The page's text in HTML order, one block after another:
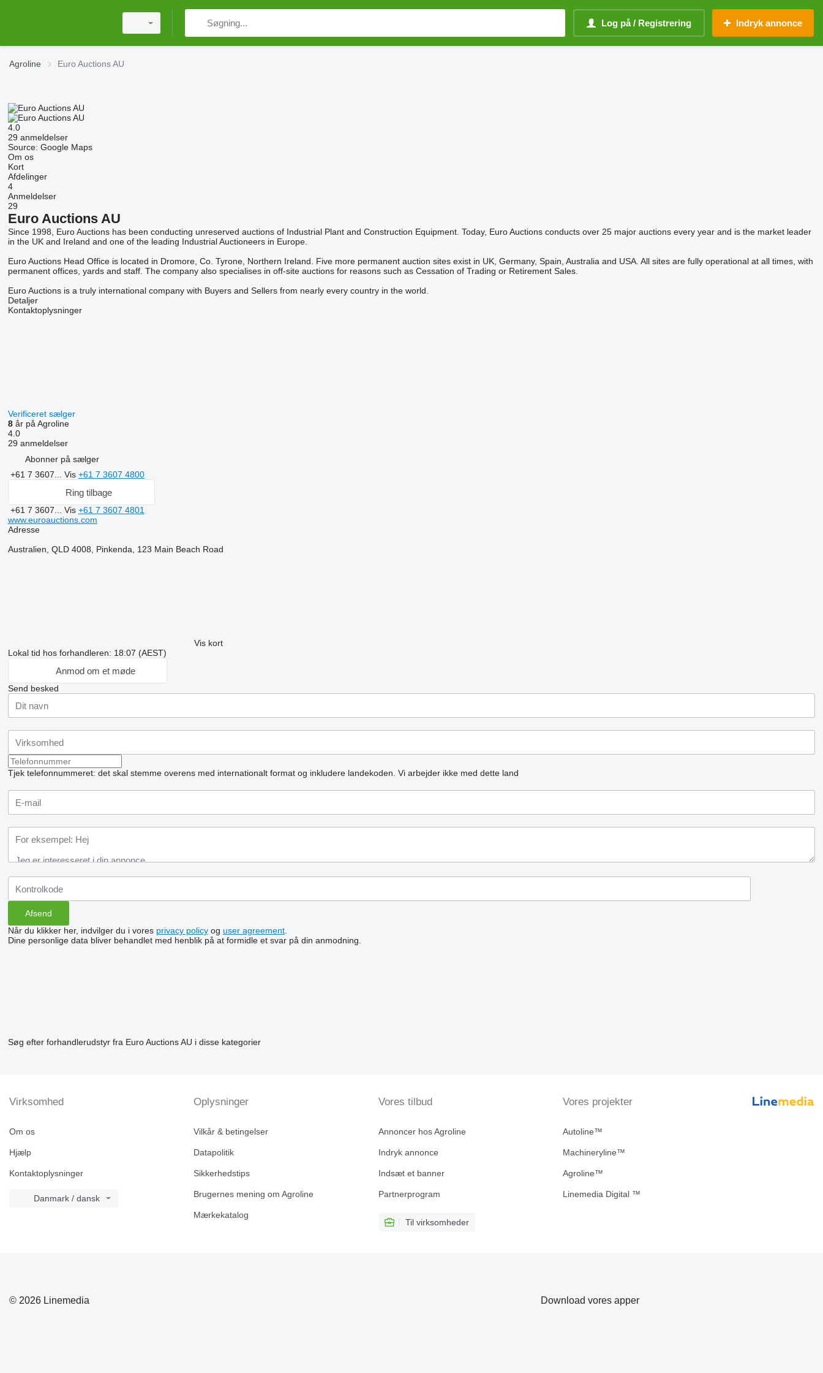
Log på / Registrering Indryk annonce
Agroline Euro Auctions AU
4.0
29 anmeldelser
Source: Google Maps
Om os
Kort
Afdelinger
4
Anmeldelser
29
Euro Auctions AU
Since 1998, Euro Auctions has been conducting unreserved auctions of Industrial Plant and Construction Equipment. Today, Euro Auctions conducts over 25 major auctions every year and is the market leader
in the UK and Ireland and one of the leading Industrial Auctioneers in Europe.
Euro Auctions Head Office is located in Dromore, Co. Tyrone, Northern Ireland. Five more permanent auction sites exist in UK, Germany, Spain, Australia and USA. All sites are fully operational at all times, with
permanent offices, yards and staff. The company also specialises in off-site auctions for reasons such as Cessation of Trading or Retirement Sales.
Euro Auctions is a truly international company with Buyers and Sellers from nearly every country in the world.
Detaljer
Kontaktoplysninger
Verificeret sælger
8år på Agroline
4.0
29 anmeldelser
Abonner på sælger
+61 7 3607... Vis +61 7 3607 4800
Ring tilbage
+61 7 3607... Vis +61 7 3607 4801
www.euroauctions.com
Adresse
Australien, QLD 4008, Pinkenda, 123 Main Beach Road
Vis kort
Lokal tid hos forhandleren: 18:07 (AEST)
Anmod om et møde
Send besked
Tjek telefonnummeret: det skal stemme overens med internationalt format og inkludere landekoden. Vi arbejder ikke med dette land
Når du klikker her, indvilger du i vores privacy policyog user agreement.
Dine personlige data bliver behandlet med henblik på at formidle et svar på din anmodning.
Søg efter forhandlerudstyr fra Euro Auctions AU i disse kategorier
Virksomhed
Om os
Hjælp
Kontaktoplysninger
Danmark / dansk
Oplysninger
Vilkår & betingelser
Datapolitik
Sikkerhedstips
Brugernes mening om Agroline
Mærkekatalog
Vores tilbud
Annoncer hos Agroline
Indryk annonce
Indsæt et banner
Partnerprogram
Til virksomheder
Vores projekter
Autoline™
Machineryline™
Agroline™
Linemedia Digital ™
© 2026 Linemedia Download vores apper